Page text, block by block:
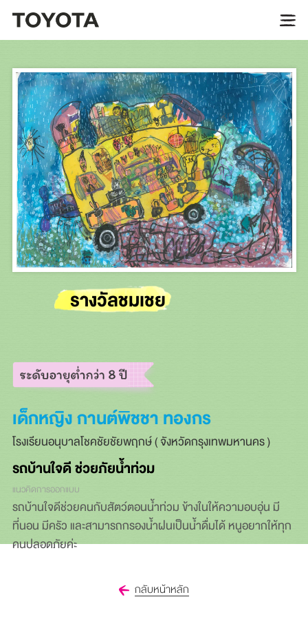
รางวัลชมเชย
เด็กหญิง กานต์พิชชา ทองกร
โรงเรียนอนุบาลโชคชัยชัยพฤกษ์ ( จังหวัดกรุงเทพมหานคร )
รถบ้านใจดี ช่วยภัยน้ำท่วม
แนวคิดการออกแบบ
รถบ้านใจดีช่วยคนกับสัตว์ตอนน้ำท่วม ข้างในให้ความอบอุ่น มี
ที่นอน มีครัว และสามารถกรองน้ำฝนเป็นน้ำดื่มได้ หนูอยากให้ทุก
คนปลอดภัยค่ะ
กลับหน้าหลัก